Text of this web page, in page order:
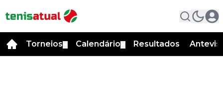
Torneios Calendário Resultados